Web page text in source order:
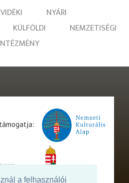
a felhasználói
VIDÉKI
NYÁRI
KÜLFÖLDI
NEMZETISÉGI